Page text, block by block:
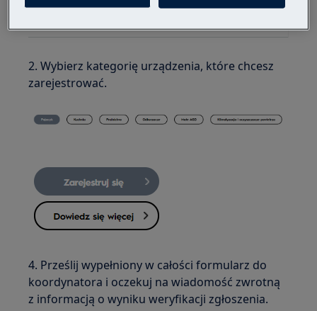
2. Wybierz kategorię urządzenia, które chcesz
zarejestrować.
4. Prześlij wypełniony w całości formularz do
koordynatora i oczekuj na wiadomość zwrotną
z informacją o wyniku weryfikacji zgłoszenia.